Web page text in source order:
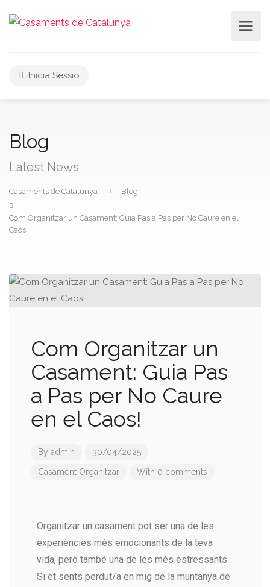
Inicia Sessió
Blog
Latest News
Casaments de Catalunya Blog
Com Organitzar un Casament: Guia Pas a Pas per No Caure en el
Caos!
Com Organitzar un
Casament: Guia Pas
a Pas per No Caure
en el Caos!
By admin 30/04/2025
Casament Organitzar With 0 comments
Organitzar un casament pot ser una de les
experiències més emocionants de la teva
vida, però també una de les més estressants.
Si et sents perdut/a en mig de la muntanya de